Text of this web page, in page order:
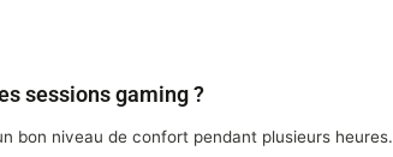
sessions gaming ?
bon niveau de confort pendant plusieurs heures.